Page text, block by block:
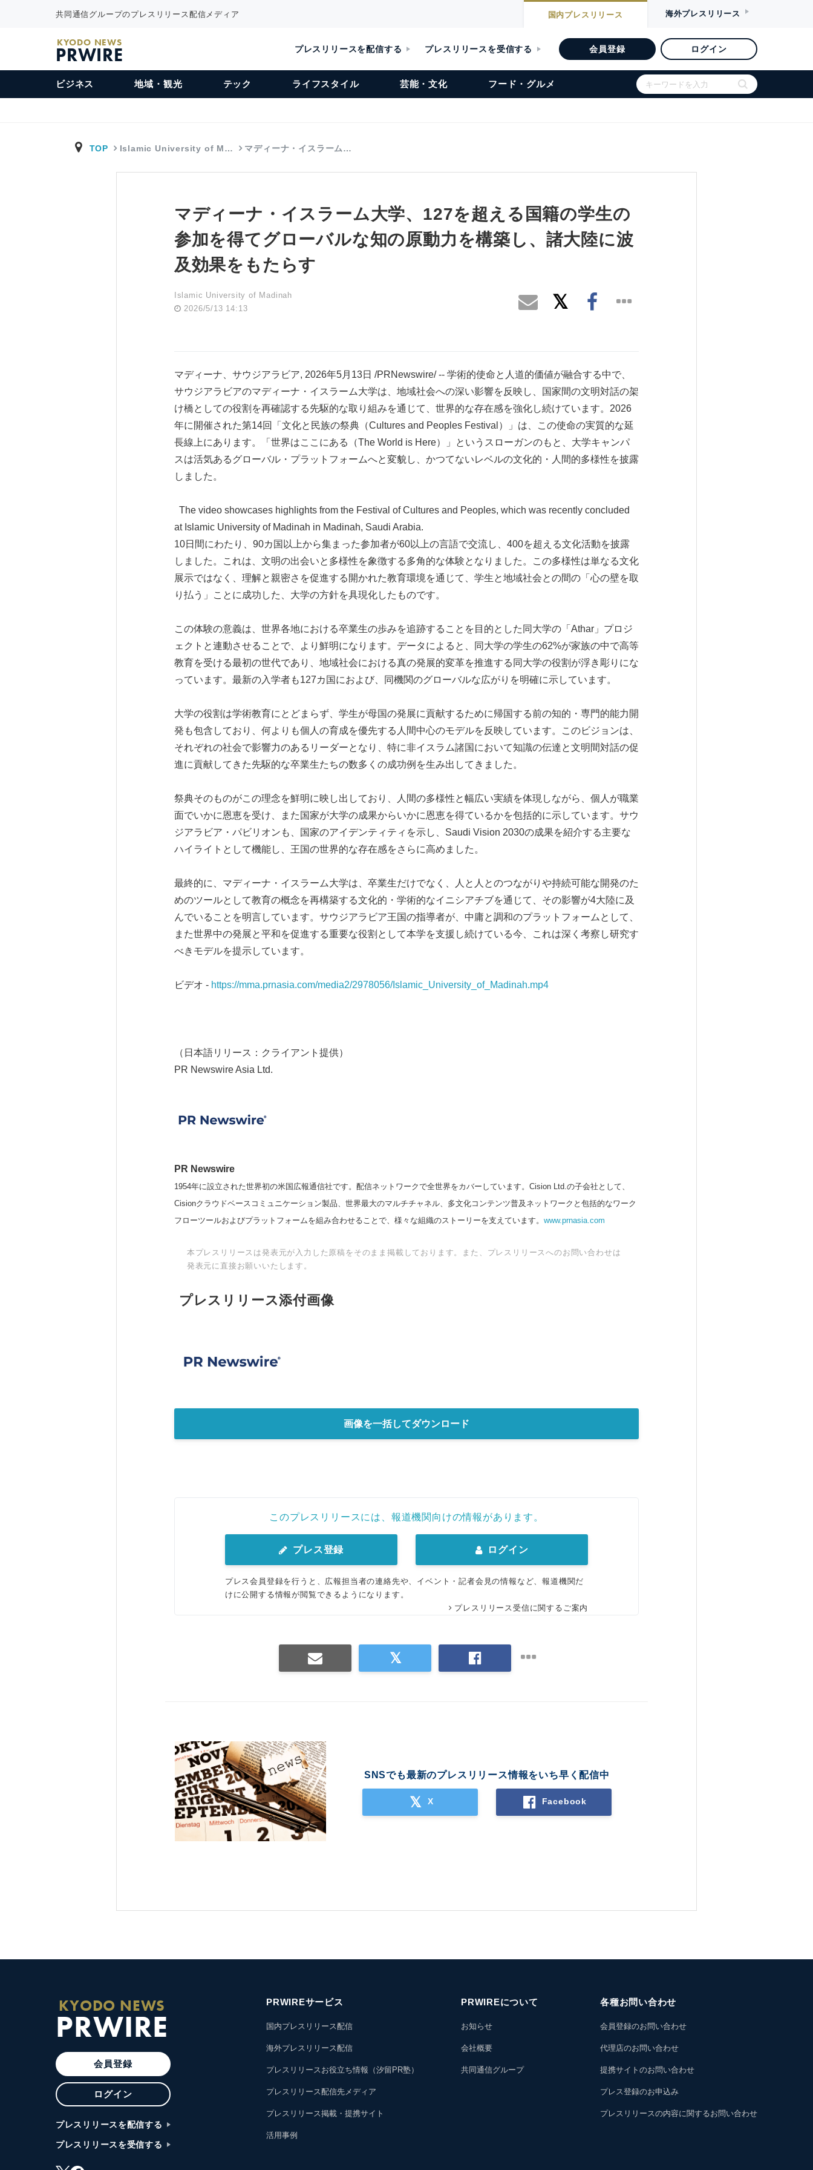
共同通信グループのプレスリリース配信メディア 国内プレスリリース 海外プレスリリース
KYODO NEWS
PRWIRE プレスリリースを配信する プレスリリースを受信する 会員登録 ログイン
ビジネス 地域・観光 テック ライフスタイル 芸能・文化 フード・グルメ
TOP Islamic University of M… マディーナ・イスラーム…
マディーナ・イスラーム大学、127を超える国籍の学生の
参加を得てグローバルな知の原動力を構築し、諸大陸に波
及効果をもたらす
Islamic University of Madinah
2026/5/13 14:13
マディーナ、サウジアラビア, 2026年5月13日 /PRNewswire/ -- 学術的使命と人道的価値が融合する中で、
サウジアラビアのマディーナ・イスラーム大学は、地域社会への深い影響を反映し、国家間の文明対話の架
け橋としての役割を再確認する先駆的な取り組みを通じて、世界的な存在感を強化し続けています。2026
年に開催された第14回「文化と民族の祭典（Cultures and Peoples Festival）」は、この使命の実質的な延
長線上にあります。「世界はここにある（The World is Here）」というスローガンのもと、大学キャンパ
スは活気あるグローバル・プラットフォームへと変貌し、かつてないレベルの文化的・人間的多様性を披露
しました。
The video showcases highlights from the Festival of Cultures and Peoples, which was recently concluded
at Islamic University of Madinah in Madinah, Saudi Arabia.
10日間にわたり、90カ国以上から集まった参加者が60以上の言語で交流し、400を超える文化活動を披露
しました。これは、文明の出会いと多様性を象徴する多角的な体験となりました。この多様性は単なる文化
展示ではなく、理解と親密さを促進する開かれた教育環境を通じて、学生と地域社会との間の「心の壁を取
り払う」ことに成功した、大学の方針を具現化したものです。
この体験の意義は、世界各地における卒業生の歩みを追跡することを目的とした同大学の「Athar」プロジ
ェクトと連動させることで、より鮮明になります。データによると、同大学の学生の62%が家族の中で高等
教育を受ける最初の世代であり、地域社会における真の発展的変革を推進する同大学の役割が浮き彫りにな
っています。最新の入学者も127カ国におよび、同機関のグローバルな広がりを明確に示しています。
大学の役割は学術教育にとどまらず、学生が母国の発展に貢献するために帰国する前の知的・専門的能力開
発も包含しており、何よりも個人の育成を優先する人間中心のモデルを反映しています。このビジョンは、
それぞれの社会で影響力のあるリーダーとなり、特に非イスラム諸国において知識の伝達と文明間対話の促
進に貢献してきた先駆的な卒業生たちの数多くの成功例を生み出してきました。
祭典そのものがこの理念を鮮明に映し出しており、人間の多様性と幅広い実績を体現しながら、個人が職業
面でいかに恩恵を受け、また国家が大学の成果からいかに恩恵を得ているかを包括的に示しています。サウ
ジアラビア・パビリオンも、国家のアイデンティティを示し、Saudi Vision 2030の成果を紹介する主要な
ハイライトとして機能し、王国の世界的な存在感をさらに高めました。
最終的に、マディーナ・イスラーム大学は、卒業生だけでなく、人と人とのつながりや持続可能な開発のた
めのツールとして教育の概念を再構築する文化的・学術的なイニシアチブを通じて、その影響が4大陸に及
んでいることを明言しています。サウジアラビア王国の指導者が、中庸と調和のプラットフォームとして、
また世界中の発展と平和を促進する重要な役割として本学を支援し続けている今、これは深く考察し研究す
べきモデルを提示しています。
ビデオ - https://mma.prnasia.com/media2/2978056/Islamic_University_of_Madinah.mp4
（日本語リリース：クライアント提供）
PR Newswire Asia Ltd.
PR Newswire
1954年に設立された世界初の米国広報通信社です。配信ネットワークで全世界をカバーしています。Cision Ltd.の子会社として、
Cisionクラウドベースコミュニケーション製品、世界最大のマルチチャネル、多文化コンテンツ普及ネットワークと包括的なワーク
フローツールおよびプラットフォームを組み合わせることで、様々な組織のストーリーを支えています。 www.prnasia.com
本プレスリリースは発表元が入力した原稿をそのまま掲載しております。また、プレスリリースへのお問い合わせは
発表元に直接お願いいたします。
プレスリリース添付画像
画像を一括してダウンロード
このプレスリリースには、報道機関向けの情報があります。
プレス登録 ログイン
プレス会員登録を行うと、広報担当者の連絡先や、イベント・記者会見の情報など、報道機関だ
けに公開する情報が閲覧できるようになります。
プレスリリース受信に関するご案内
SNSでも最新のプレスリリース情報をいち早く配信中
X Facebook
KYODO NEWS
PRWIRE
会員登録
ログイン
プレスリリースを配信する
プレスリリースを受信する
PRWIREサービス
国内プレスリリース配信
海外プレスリリース配信
プレスリリースお役立ち情報（汐留PR塾）
プレスリリース配信先メディア
プレスリリース掲載・提携サイト
活用事例
PRWIREについて
お知らせ
会社概要
共同通信グループ
各種お問い合わせ
会員登録のお問い合わせ
代理店のお問い合わせ
提携サイトのお問い合わせ
プレス登録のお申込み
プレスリリースの内容に関するお問い合わせ
English